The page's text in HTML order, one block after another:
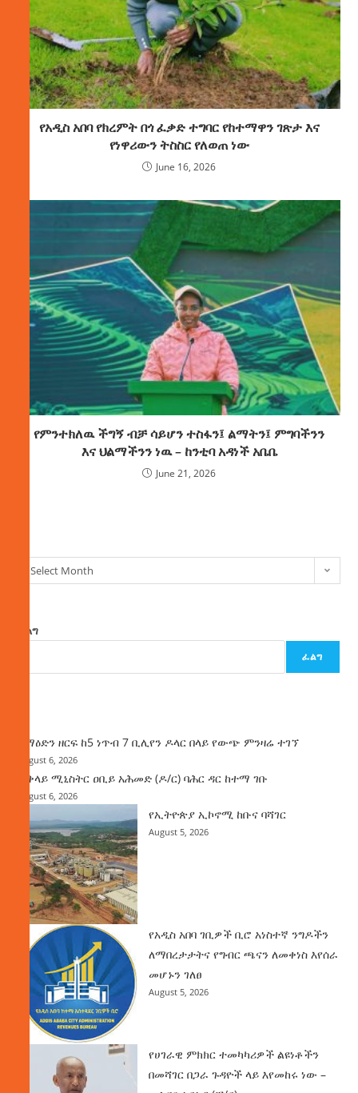
የአዲስ አበባ የክረምት በጎ ፈቃድ ተግባር የከተማዋን ገጽታ እና
የነዋሪውን ትስስር የለወጠ ነው
June 16, 2026
የምንተክለዉ ችግኝ ብቻ ሳይሆን ተስፋን፤ ልማትን፤ ምግባችንን
እና ህልማችንን ነዉ – ከንቲባ አዳነች አቤቤ
June 21, 2026
Select Month
ፈልግ
ፈልግ
ከማዕድን ዘርፍ ከ5 ነጥብ 7 ቢሊየን ዶላር በላይ የውጭ ምንዛሬ ተገኘ
August 6, 2026
ጠቅላይ ሚኒስትር ዐቢይ አሕመድ (ዶ/ር) ባሕር ዳር ከተማ ገቡ
August 6, 2026
የኢትዮጵያ ኢኮኖሚ ከቡና ባሻገር
August 5, 2026
የአዲስ አበባ ገቢዎች ቢሮ አነስተኛ ንግዶችን
ለማበረታታትና የግብር ጫናን ለመቀነስ እየሰራ
መሆኑን ገለፀ
August 5, 2026
የሀገራዊ ምክክር ተመካካሪዎች ልዩነቶችን
በመሻገር በጋራ ጉዳዮች ላይ እየመከሩ ነው –